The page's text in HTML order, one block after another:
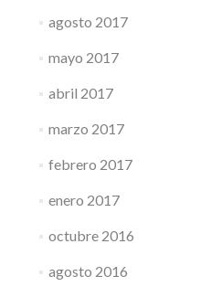
agosto 2017
mayo 2017
abril 2017
marzo 2017
febrero 2017
enero 2017
octubre 2016
agosto 2016